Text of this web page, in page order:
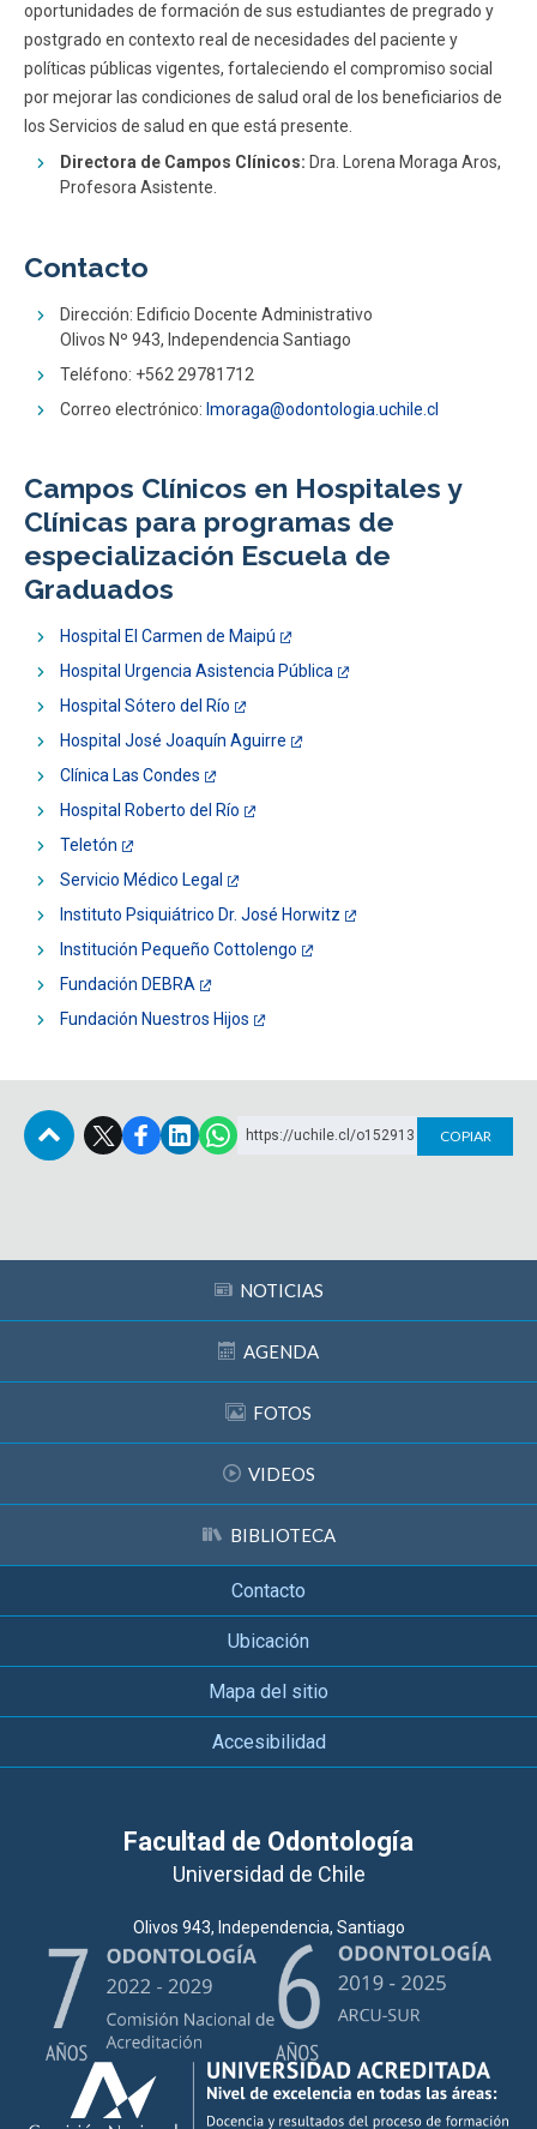
oportunidades de formación de sus estudiantes de pregrado y
postgrado en contexto real de necesidades del paciente y
políticas públicas vigentes, fortaleciendo el compromiso social
por mejorar las condiciones de salud oral de los beneficiarios de
los Servicios de salud en que está presente.
Directora de Campos Clínicos: Dra. Lorena Moraga Aros,
Profesora Asistente.
Contacto
Dirección: Edificio Docente Administrativo
Olivos Nº 943, Independencia Santiago
​Teléfono: +562 29781712
Correo electrónico: lmoraga@odontologia.uchile.cl
Campos Clínicos en Hospitales y
Clínicas para programas de
especialización Escuela de
Graduados
Hospital El Carmen de Maipú
Hospital Urgencia Asistencia Pública
Hospital Sótero del Río
Hospital José Joaquín Aguirre
Clínica Las Condes
Hospital Roberto del Río
Teletón
Servicio Médico Legal
Instituto Psiquiátrico Dr. José Horwitz
Institución Pequeño Cottolengo
Fundación DEBRA
Fundación Nuestros Hijos
https://uchile.cl/o152913 COPIAR
NOTICIAS
AGENDA
FOTOS
VIDEOS
BIBLIOTECA
Contacto
Ubicación
Mapa del sitio
Accesibilidad
Facultad de Odontología
Universidad de Chile
Olivos 943, Independencia, Santiago